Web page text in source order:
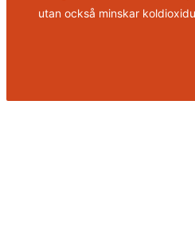
utan också minskar